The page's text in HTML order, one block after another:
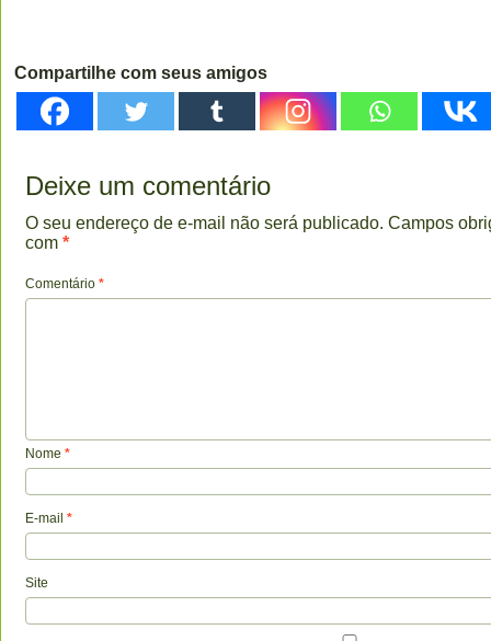
Compartilhe com seus amigos
Deixe um comentário
O seu endereço de e-mail não será publicado. Campos
com *
Comentário *
Nome *
E-mail *
Site